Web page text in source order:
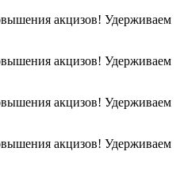
акцизов! Удерживаем
акцизов! Удерживаем
акцизов! Удерживаем
акцизов! Удерживаем